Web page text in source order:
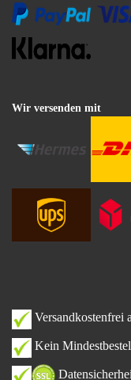
Wir versenden mit
Versandkostenfrei
Kein